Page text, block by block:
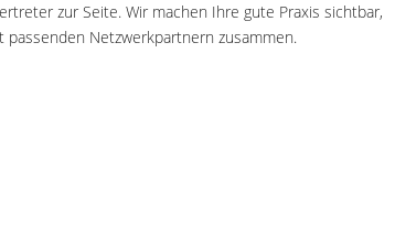
zur Seite. Wir machen Ihre gute Praxis sichtbar,
Netzwerkpartnern zusammen.